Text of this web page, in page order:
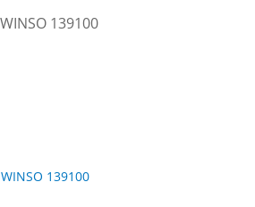
WINSO 139100